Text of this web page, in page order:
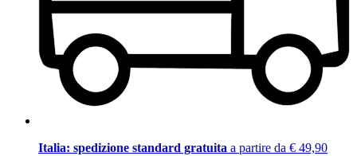
Italia: spedizione standard gratuita a partire da € 49,90